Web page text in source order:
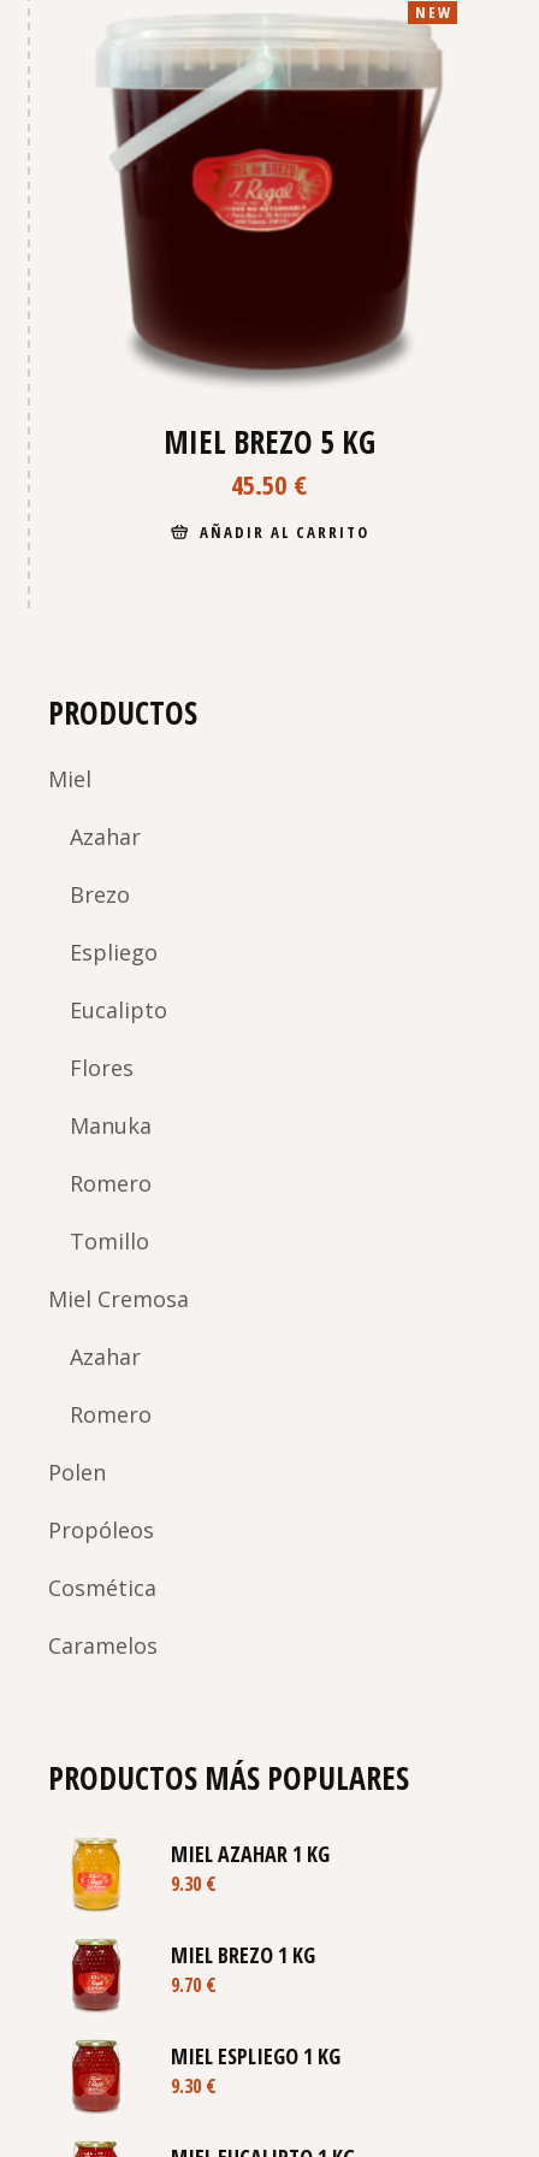
NEW
MIEL BREZO 5 KG
45.50 €
AÑADIR AL CARRITO
PRODUCTOS
Miel
Azahar
Brezo
Espliego
Eucalipto
Flores
Manuka
Romero
Tomillo
Miel Cremosa
Azahar
Romero
Polen
Propóleos
Cosmética
Caramelos
PRODUCTOS MÁS POPULARES
MIEL AZAHAR 1 KG
9.30€
MIEL BREZO 1 KG
9.70€
MIEL ESPLIEGO 1 KG
9.30€